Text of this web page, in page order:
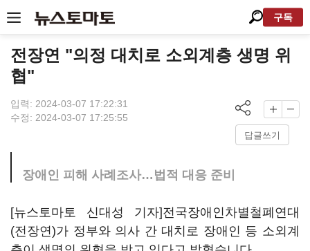
구독
전장연 "의정 대치로 소외계층 생명 위
협"
입력: 2024-03-07 17:22:31
수정: 2024-03-07 17:25:55
답글쓰기
장애인 피해 사례조사…법적 대응 준비
[뉴스토마토 신대성 기자]전국장애인차별철폐연대
(전장연)가 정부와 의사 간 대치로 장애인 등 소외계